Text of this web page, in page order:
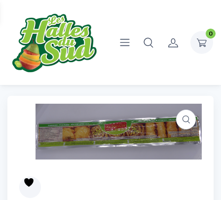
0
Accueil Produits Frais